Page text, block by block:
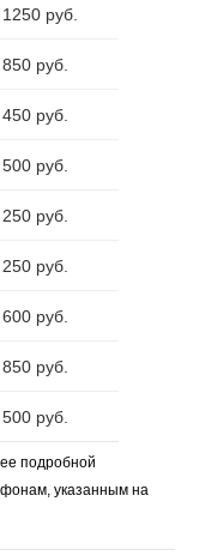
1250 руб.
850 руб.
450 руб.
500 руб.
250 руб.
250 руб.
600 руб.
850 руб.
500 руб.
подробной
указанным на